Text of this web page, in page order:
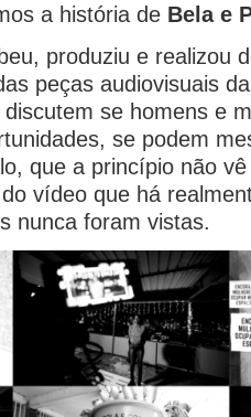
a história de Bela e
produziu e realizou
peças audiovisuais
se homens e
se podem
que a princípio não
vídeo que há
nunca foram vistas.